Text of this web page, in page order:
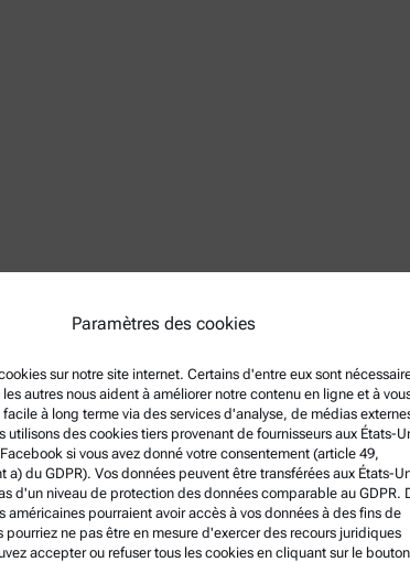
Paramètres des cookies
sur notre site internet. Certains d'entre eux sont
autres nous aident à améliorer notre contenu en ligne et à
à long terme via des services d'analyse, de médias
utilisons des cookies tiers provenant de fournisseurs aux États-
si vous avez donné votre consentement (article 49,
a) du GDPR). Vos données peuvent être transférées aux États-
d'un niveau de protection des données comparable au GDPR.
américaines pourraient avoir accès à vos données à des fins de
pourriez ne pas être en mesure d'exercer des recours juridiques
accepter ou refuser tous les cookies en cliquant sur le bouton